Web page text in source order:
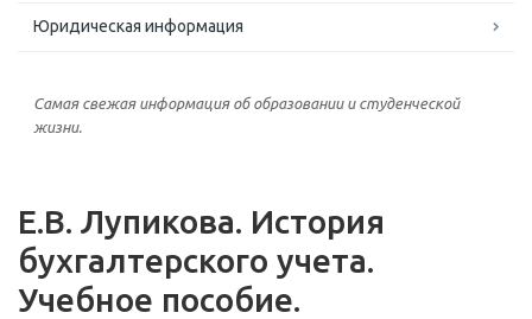
Юридическая информация
Самая свежая информация об образовании и студенческой
жизни.
Е.В. Лупикова. История
бухгалтерского учета.
Учебное пособие.